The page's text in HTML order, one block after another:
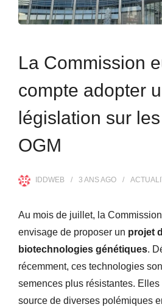
La Commission
compte adopter
législation sur
OGM
IDDWEB 3 ANSAGO
Au mois de juillet, la
envisage de proposer un projet
biotechnologies génétiques.
récemment, ces technologies
semences plus résistantes. Elles
source de diverses polémiques